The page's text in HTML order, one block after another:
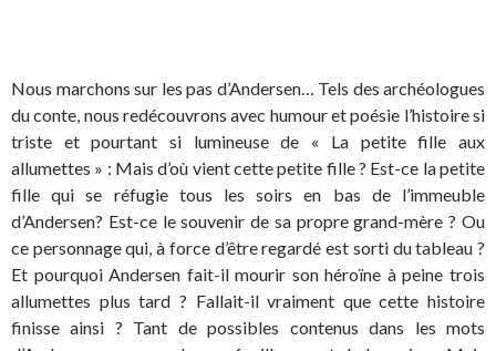
Nous marchons sur les pas d’Andersen… Tels des archéologues
du conte, nous redécouvrons avec humour et poésie l’histoire si
triste et pourtant si lumineuse de « La petite fille aux
allumettes » : Mais d’où vient cette petite fille ? Est-ce la petite
fille qui se réfugie tous les soirs en bas de l’immeuble
d’Andersen? Est-ce le souvenir de sa propre grand-mère ? Ou
ce personnage qui, à force d’être regardé est sorti du tableau ?
Et pourquoi Andersen fait-il mourir son héroïne à peine trois
allumettes plus tard ? Fallait-il vraiment que cette histoire
finisse ainsi ? Tant de possibles contenus dans les mots